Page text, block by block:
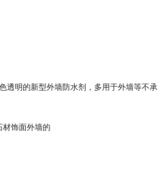
透明的新型外墙防水剂，多用于外墙等不承
饰面外墙的